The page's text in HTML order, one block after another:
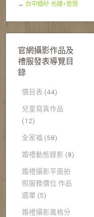
← 台中婚紗 光緯+思慈
官網攝影作品及
禮服發表導覽目
錄
價目表 (44)
兒童寫真作品
(12)
全家福 (58)
婚禮動態錄影 (8)
婚禮攝影平面拍
照服務價位 作品
選單 (5)
婚禮攝影風格分